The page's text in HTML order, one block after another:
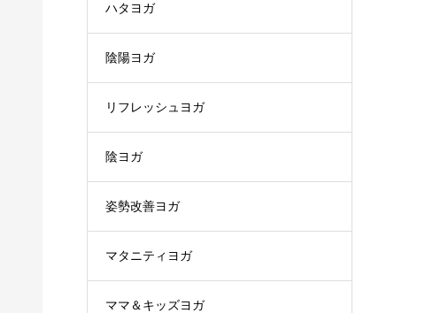
ハタヨガ
陰陽ヨガ
リフレッシュヨガ
陰ヨガ
姿勢改善ヨガ
マタニティヨガ
ママ＆キッズヨガ